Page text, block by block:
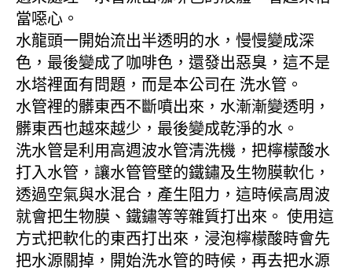
當噁心。
水龍頭一開始流出半透明的水，慢慢變成深
色，最後變成了咖啡色，還發出惡臭，這不是
水塔裡面有問題，而是本公司在 洗水管。
水管裡的髒東西不斷噴出來，水漸漸變透明，
髒東西也越來越少，最後變成乾淨的水。
洗水管是利用高週波水管清洗機，把檸檬酸水
打入水管，讓水管管壁的鐵鏽及生物膜軟化，
透過空氣與水混合，產生阻力，這時候高周波
就會把生物膜、鐵鏽等等雜質打出來。 使用這
方式把軟化的東西打出來，浸泡檸檬酸時會先
把水源關掉，開始洗水管的時候，再去把水源